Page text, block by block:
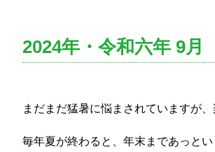
2024年・令和六年 9月
まだまだ猛暑に悩まされていますが
毎年夏が終わると、年末まであっと